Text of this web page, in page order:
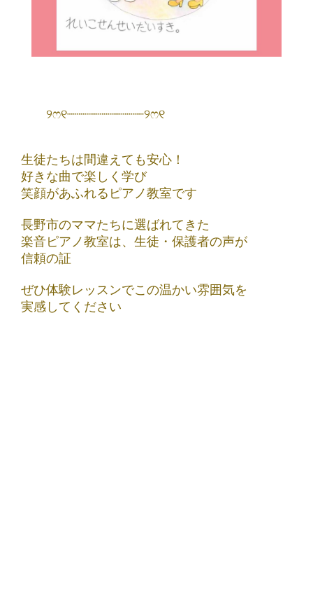
୨ෆ୧┈┈┈┈┈┈┈┈┈┈୨ෆ୧
生徒たちは間違えても安心！
好きな曲で楽しく学び
笑顔があふれるピアノ教室です
長野市のママたちに選ばれてきた
楽音ピアノ教室は、生徒・保護者の声が
信頼の証
ぜひ体験レッスンでこの温かい雰囲気を
実感してください